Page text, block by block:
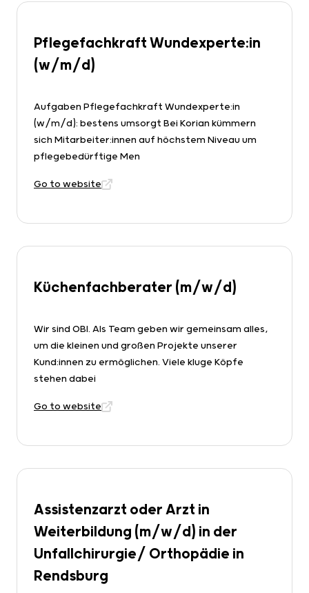
Pflegefachkraft Wundexperte:in
(w/m/d)
Aufgaben Pflegefachkraft Wundexperte:in
(w/m/d): bestens umsorgt Bei Korian kümmern
sich Mitarbeiter:innen auf höchstem Niveau um
pflegebedürftige Men
Go to website
Küchenfachberater (m/w/d)
Wir sind OBI. Als Team geben wir gemeinsam alles,
um die kleinen und großen Projekte unserer
Kund:innen zu ermöglichen. Viele kluge Köpfe
stehen dabei
Go to website
Assistenzarzt oder Arzt in
Weiterbildung (m/w/d) in der
Unfallchirurgie/ Orthopädie in
Rendsburg